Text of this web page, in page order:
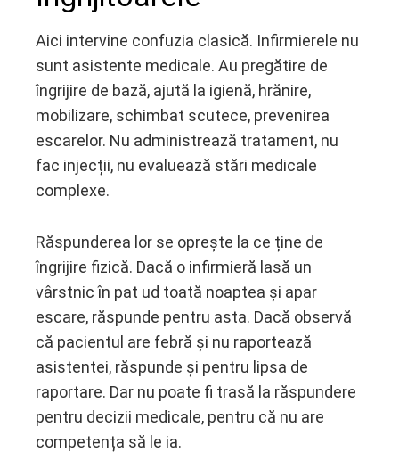
Aici intervine confuzia clasică. Infirmierele nu
sunt asistente medicale. Au pregătire de
îngrijire de bază, ajută la igienă, hrănire,
mobilizare, schimbat scutece, prevenirea
escarelor. Nu administrează tratament, nu
fac injecții, nu evaluează stări medicale
complexe.
Răspunderea lor se oprește la ce ține de
îngrijire fizică. Dacă o infirmieră lasă un
vârstnic în pat ud toată noaptea și apar
escare, răspunde pentru asta. Dacă observă
că pacientul are febră și nu raportează
asistentei, răspunde și pentru lipsa de
raportare. Dar nu poate fi trasă la răspundere
pentru decizii medicale, pentru că nu are
competența să le ia.